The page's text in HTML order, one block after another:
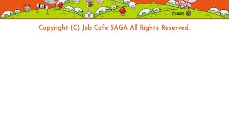
Copyright (C) Job Cafe SAGA All Rights Reserved.